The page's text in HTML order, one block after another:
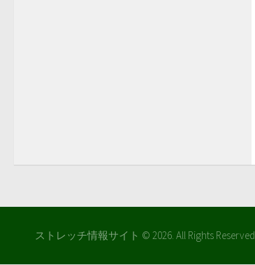
ストレッチ情報サイト © 2026. All Rights Reserved.